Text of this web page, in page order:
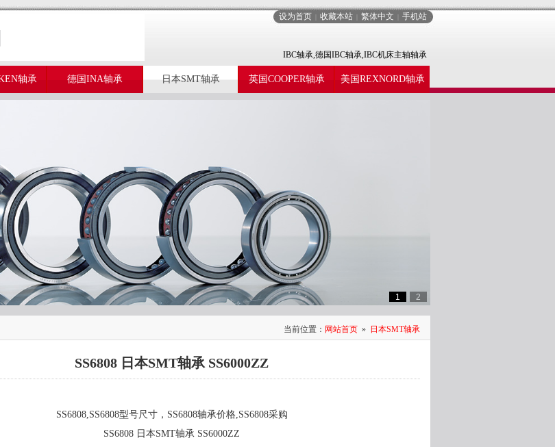
设为首页 收藏本站 繁体中文 手机站
IBC轴承,德国IBC轴承,IBC机床主轴轴承
轴承 德国INA轴承 日本SMT轴承 英国COOPER轴承 美国REXNORD轴承
1 2
当前位置： 网站首页 » 日本SMT轴承
SS6808 日本SMT轴承 SS6000ZZ
SS6808,SS6808型号尺寸，SS6808轴承价格,SS6808采购
SS6808 日本SMT轴承 SS6000ZZ